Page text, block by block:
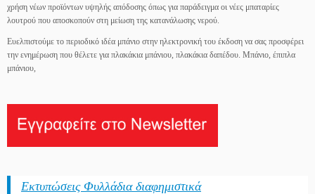
χρήση νέων προϊόντων υψηλής απόδοσης όπως για παράδειγμα οι νέες μπαταρίες
λουτρού που αποσκοπούν στη μείωση της κατανάλωσης νερού.
Ευελπιστούμε το περιοδικό ιδέα μπάνιο στην ηλεκτρονική του έκδοση να σας προσφέρει
την ενημέρωση που θέλετε για πλακάκια μπάνιου, πλακάκια δαπέδου. Μπάνιο, έπιπλα
μπάνιου,
Εκτυπώσεις Φυλλάδια διαφημιστικά